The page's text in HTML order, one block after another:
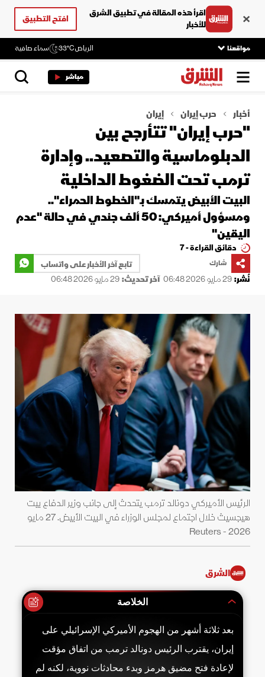
اقرأ هذه المقالة في تطبيق الشرق
للأخبار
افتح التطبيق
مواقعنا الرياض33°C سماء صافية
مباشر
أخبار حرب إيران إيران
"حرب إيران" تتأرجح بين
الدبلوماسية والتصعيد.. وإدارة
ترمب تحت الضغوط الداخلية
البيت الأبيض يتمسك بـ"الخطوط الحمراء"..
ومسؤول أميركي: 50 ألف جندي في حالة "عدم
اليقين"
دقائق القراءة - 7
شارك
تابع آخر الأخبار على واتساب
نُشر:29 مايو 2026 06:48 آخر تحديث:29 مايو 2026 06:48
الرئيس الأميركي دونالد ترمب يتحدث إلى جانب وزير الدفاع بيت
هيجسيث خلال اجتماع لمجلس الوزراء في البيت الأبيض. 27 مايو
2026 - Reuters
الشرق
الخلاصة
بعد ثلاثة أشهر من الهجوم الأميركي الإسرائيلي على
إيران، يقترب الرئيس دونالد ترمب من اتفاق مؤقت
لإعادة فتح مضيق هرمز وبدء محادثات نووية، لكنه لم